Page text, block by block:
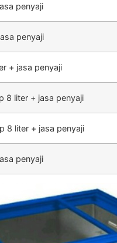
penyaji
penyaji
+ jasa penyaji
8 liter + jasa penyaji
8 liter + jasa penyaji
penyaji